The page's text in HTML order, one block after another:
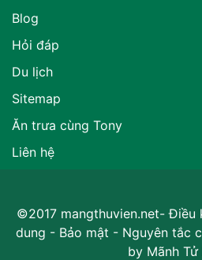
Blog
Hỏi đáp
Du lịch
Sitemap
Ăn trưa cùng Tony
Liên hệ
©2017 mangthuvien.net-Điều
dung - Bảo mật - Nguyên tắc
by Mãnh Tử